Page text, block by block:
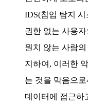
IDS(침입 탐지
권한 없는 사용
원치 않는 사람
지하여, 이러한
는 것을 막음으
데이터에 접근하